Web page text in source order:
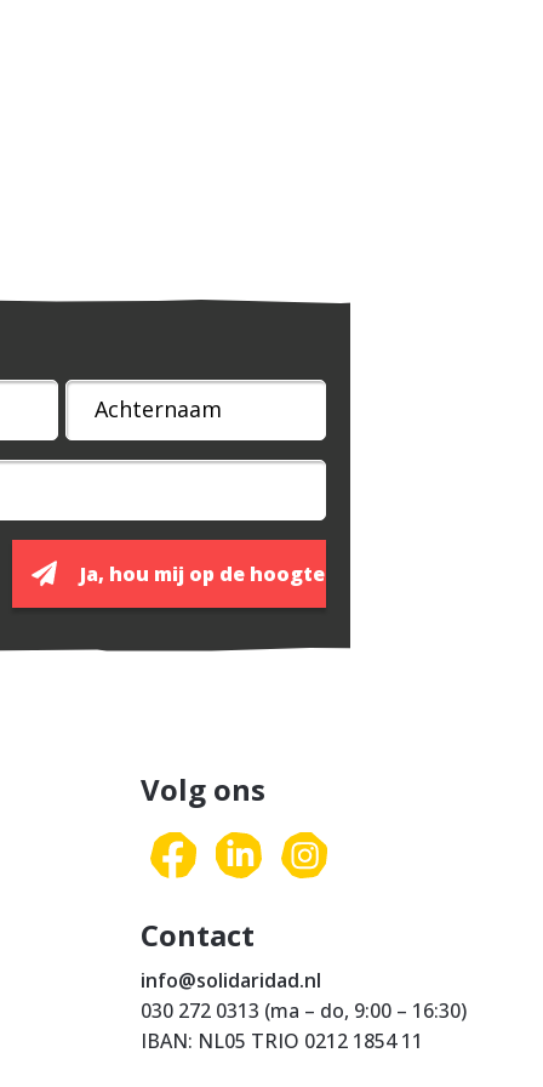
Volg ons
Contact
info@solidaridad.nl
030 272 0313 (ma – do, 9:00 – 16:30)
IBAN: NL05 TRIO 0212 1854 11